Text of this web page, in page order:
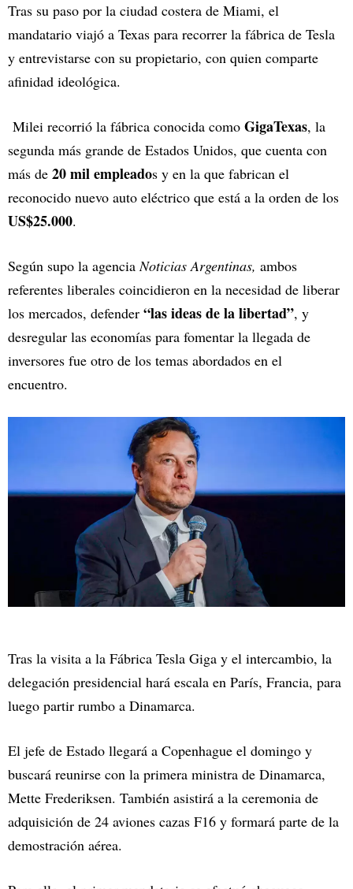
Tras su paso por la ciudad costera de Miami, el
mandatario viajó a Texas para recorrer la fábrica de Tesla
y entrevistarse con su propietario, con quien comparte
afinidad ideológica.
Milei recorrió la fábrica conocida como GigaTexas, la
segunda más grande de Estados Unidos, que cuenta con
más de 20 mil empleados y en la que fabrican el
reconocido nuevo auto eléctrico que está a la orden de los
US$25.000.
Según supo la agenciaNoticias Argentinas, ambos
referentes liberales coincidieron en la necesidad de liberar
los mercados, defender “las ideas de la libertad”, y
desregular las economías para fomentar la llegada de
inversores fue otro de los temas abordados en el
encuentro.
Tras la visita a la Fábrica Tesla Giga y el intercambio, la
delegación presidencial hará escala en París, Francia, para
luego partir rumbo a Dinamarca.
El jefe de Estado llegará a Copenhague el domingo y
buscará reunirse con la primera ministra de Dinamarca,
Mette Frederiksen. También asistirá a la ceremonia de
adquisición de 24 aviones cazas F16 y formará parte de la
demostración aérea.